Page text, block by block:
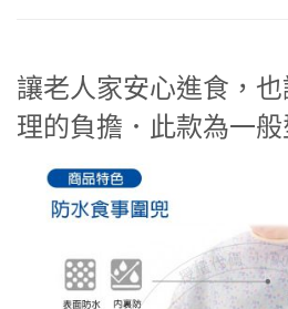
讓老人家安心進食，
理的負擔．此款為一